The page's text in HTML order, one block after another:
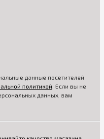
данные посетителей
политикой . Если вы не
данных, вам